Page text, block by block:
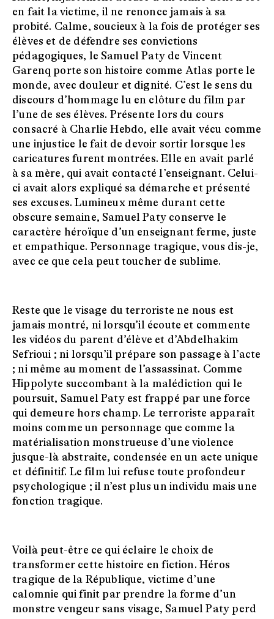
en fait la victime, il ne renonce jamais à sa
probité. Calme, soucieux à la fois de protéger ses
élèves et de défendre ses convictions
pédagogiques, le Samuel Paty de Vincent
Garenq porte son histoire comme Atlas porte le
monde, avec douleur et dignité. C’est le sens du
discours d’hommage lu en clôture du film par
l’une de ses élèves. Présente lors du cours
consacré à Charlie Hebdo, elle avait vécu comme
une injustice le fait de devoir sortir lorsque les
caricatures furent montrées. Elle en avait parlé
à sa mère, qui avait contacté l’enseignant. Celui-
ci avait alors expliqué sa démarche et présenté
ses excuses. Lumineux même durant cette
obscure semaine, Samuel Paty conserve le
caractère héroïque d’un enseignant ferme, juste
et empathique. Personnage tragique, vous dis-je,
avec ce que cela peut toucher de sublime.
Reste que le visage du terroriste ne nous est
jamais montré, ni lorsqu’il écoute et commente
les vidéos du parent d’élève et d’Abdelhakim
Sefrioui ; ni lorsqu’il prépare son passage à l’acte
; ni même au moment de l’assassinat. Comme
Hippolyte succombant à la malédiction qui le
poursuit, Samuel Paty est frappé par une force
qui demeure hors champ. Le terroriste apparaît
moins comme un personnage que comme la
matérialisation monstrueuse d’une violence
jusque-là abstraite, condensée en un acte unique
et définitif. Le film lui refuse toute profondeur
psychologique ; il n’est plus un individu mais une
fonction tragique.
Voilà peut-être ce qui éclaire le choix de
transformer cette histoire en fiction. Héros
tragique de la République, victime d’une
calomnie qui finit par prendre la forme d’un
monstre vengeur sans visage, Samuel Paty perd